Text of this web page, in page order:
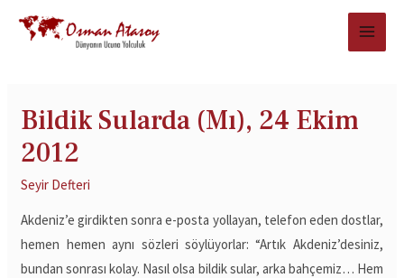
Bildik Sularda (Mı), 24 Ekim
2012
Seyir Defteri
Akdeniz’e girdikten sonra e-posta yollayan, telefon eden dostlar,
hemen hemen aynı sözleri söylüyorlar: “Artık Akdeniz’desiniz,
bundan sonrası kolay. Nasıl olsa bildik sular, arka bahçemiz… Hem